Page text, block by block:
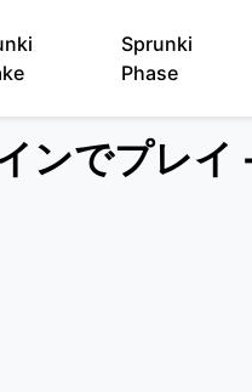
Sprunki
Phase
ンでプレ